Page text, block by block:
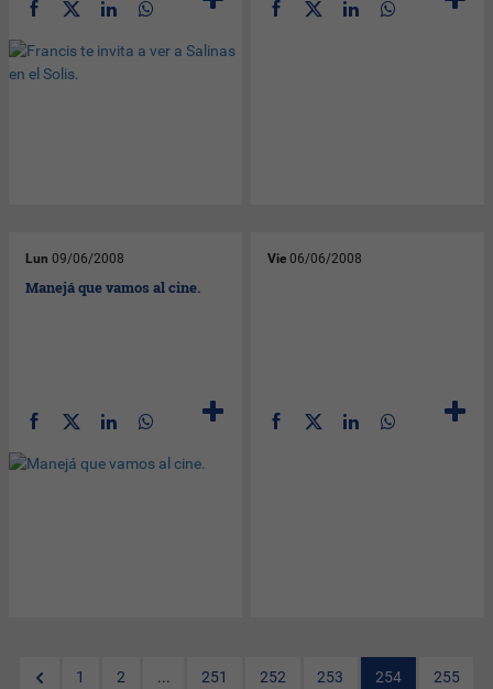
Lun 09/06/2008
Manejá que vamos al cine.
Vie 06/06/2008
1 2 ... 251 252 253 254 255